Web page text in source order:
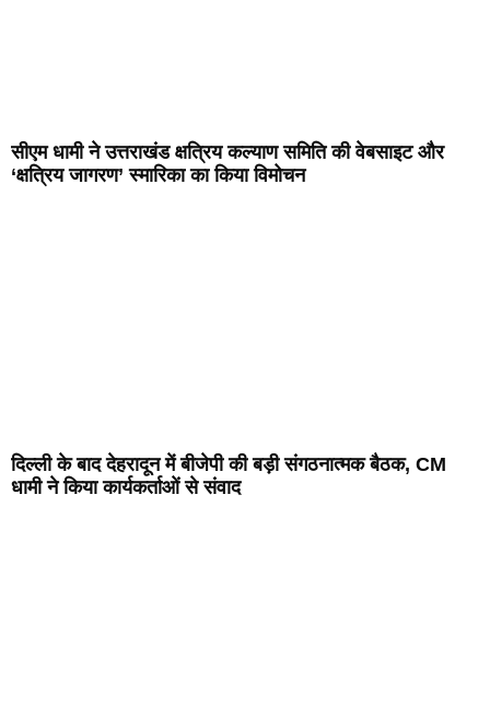
सीएम धामी ने उत्तराखंड क्षत्रिय कल्याण समिति की वेबसाइट और
‘क्षत्रिय जागरण’ स्मारिका का किया विमोचन
दिल्ली के बाद देहरादून में बीजेपी की बड़ी संगठनात्मक बैठक, CM
धामी ने किया कार्यकर्ताओं से संवाद